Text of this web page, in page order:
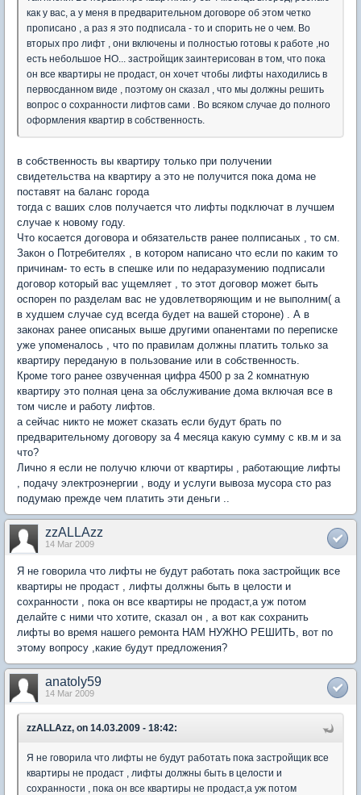
как у вас, а у меня в предварительном договоре об этом четко
прописано , а раз я это подписала - то и спорить не о чем. Во
вторых про лифт , они включены и полностью готовы к работе ,но
есть небольшое НО... застройщик заинтерисован в том, что пока
он все квартиры не продаст, он хочет чтобы лифты находились в
первосданном виде , поэтому он сказал , что мы должны решить
вопрос о сохранности лифтов сами . Во всяком случае до полного
оформления квартир в собственность.
в собственность вы квартиру только при получении
свидетельства на квартиру а это не получится пока дома не
поставят на баланс города
тогда с ваших слов получается что лифты подключат в лучшем
случае к новому году.
Что косается договора и обязательств ранее полписаных , то см.
Закон о Потребителях , в котором написано что если по каким то
причинам- то есть в спешке или по недаразумению подписали
договор который вас ущемляет , то этот договор может быть
оспорен по разделам вас не удовлетворяющим и не выполним( а
в худшем случае суд всегда будет на вашей стороне) . А в
законах ранее описаных выше другими опанентами по переписке
уже упоменалось , что по правилам должны платить только за
квартиру переданую в пользование или в собственность.
Кроме того ранее озвученная цифра 4500 р за 2 комнатную
квартиру это полная цена за обслуживание дома включая все в
том числе и работу лифтов.
а сейчас никто не может сказать если будут брать по
предварительному договору за 4 месяца какую сумму с кв.м и за
что?
Лично я если не получю ключи от квартиры , работающие лифты
, подачу электроэнергии , воду и услуги вывоза мусора сто раз
подумаю прежде чем платить эти деньги ..
zzALLAzz
14 Mar 2009
Я не говорила что лифты не будут работать пока застройщик все
квартиры не продаст , лифты должны быть в целости и
сохранности , пока он все квартиры не продаст,а уж потом
делайте с ними что хотите, сказал он , а вот как сохранить
лифты во время нашего ремонта НАМ НУЖНО РЕШИТЬ, вот по
этому вопросу ,какие будут предложения?
anatoly59
14 Mar 2009
zzALLAzz, on 14.03.2009 - 18:42:
Я не говорила что лифты не будут работать пока застройщик все
квартиры не продаст , лифты должны быть в целости и
сохранности , пока он все квартиры не продаст,а уж потом